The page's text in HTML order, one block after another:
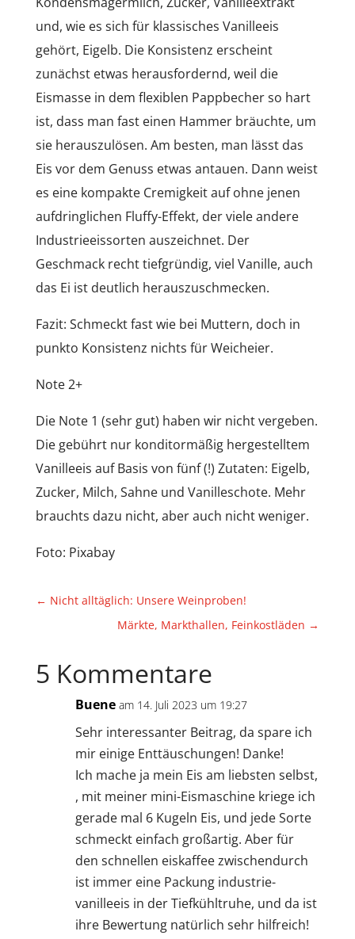
und, wie es sich für klassisches Vanilleeis
gehört, Eigelb. Die Konsistenz erscheint
zunächst etwas herausfordernd, weil die
Eismasse in dem flexiblen Pappbecher so hart
ist, dass man fast einen Hammer bräuchte, um
sie herauszulösen. Am besten, man lässt das
Eis vor dem Genuss etwas antauen. Dann weist
es eine kompakte Cremigkeit auf ohne jenen
aufdringlichen Fluffy-Effekt, der viele andere
Industrieeissorten auszeichnet. Der
Geschmack recht tiefgründig, viel Vanille, auch
das Ei ist deutlich herauszuschmecken.
Fazit: Schmeckt fast wie bei Muttern, doch in
punkto Konsistenz nichts für Weicheier.
Note 2+
Die Note 1 (sehr gut) haben wir nicht vergeben.
Die gebührt nur konditormäßig hergestelltem
Vanilleeis auf Basis von fünf (!) Zutaten: Eigelb,
Zucker, Milch, Sahne und Vanilleschote. Mehr
brauchts dazu nicht, aber auch nicht weniger.
Foto: Pixabay
← Nicht alltäglich: Unsere Weinproben!
Märkte, Markthallen, Feinkostläden →
5 Kommentare
Buene am 14. Juli 2023 um 19:27
Sehr interessanter Beitrag, da spare ich
mir einige Enttäuschungen! Danke!
Ich mache ja mein Eis am liebsten selbst,
, mit meiner mini-Eismaschine kriege ich
gerade mal 6 Kugeln Eis, und jede Sorte
schmeckt einfach großartig. Aber für
den schnellen eiskaffee zwischendurch
ist immer eine Packung industrie-
vanilleeis in der Tiefkühltruhe, und da ist
ihre Bewertung natürlich sehr hilfreich!